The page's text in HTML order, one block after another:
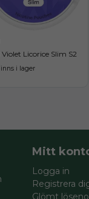
Violet Licorice Slim S2
i lager
Mitt
Logga in
Registrera
Glömt